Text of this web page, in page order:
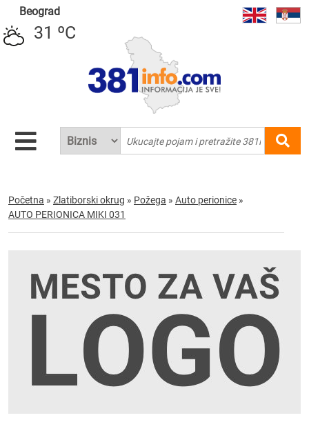
Beograd
31 ºC
Početna » Zlatiborski okrug » Požega » Auto perionice »
AUTO PERIONICA MIKI 031